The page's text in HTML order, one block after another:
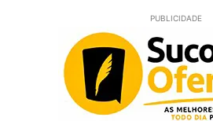
PUBLICIDADE